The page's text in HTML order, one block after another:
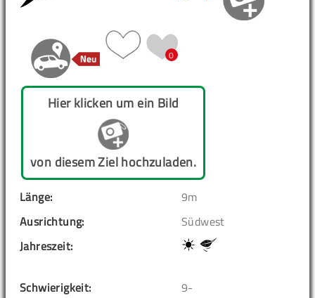
0
Hier klicken um ein Bild
von diesem Ziel hochzuladen.
Länge:
9m
Ausrichtung:
Südwest
Jahreszeit:
Schwierigkeit:
9-